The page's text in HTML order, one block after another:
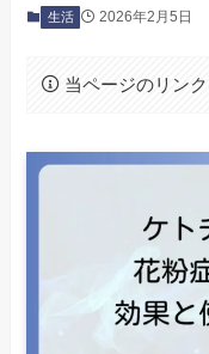
生活 2026年2月5日
当ページのリン